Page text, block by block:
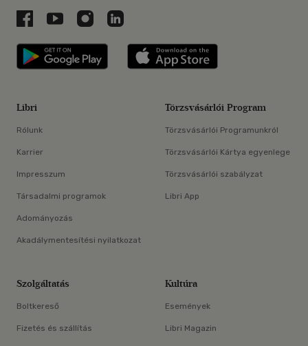
Libri a Facebookon
Libri a Youtube-on
Libri az Instagramon
Libri a LinkedInen
Libri applikáció Szerezd meg: Google
Libri
Rólunk
Karrier
Impresszum
Társadalmi programok
Adományozás
Akadálymentesítési nyilatkozat
Törzsvásárlói Program
Törzsvásárlói Programunkról
Törzsvásárlói Kártya egyenlege
Törzsvásárlói szabályzat
Libri App
Szolgáltatás
Boltkereső
Fizetés és szállítás
Kultúra
Események
Libri Magazin